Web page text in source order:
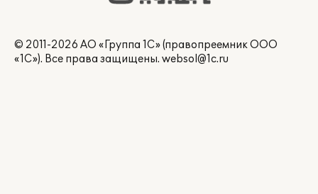
© 2011-2026 АО «Группа 1С» (правопреемник ООО
«1С»). Все права защищены. websol@1c.ru